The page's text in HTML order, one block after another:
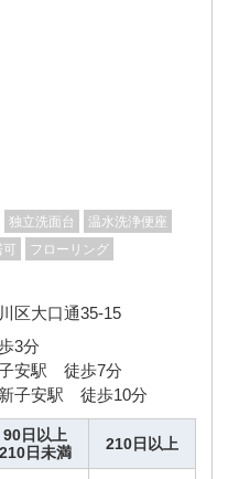
独立洗面台
温水洗浄便座
可
フローリング
区大口通35-15
3分
安駅 徒歩7分
子安駅 徒歩10分
90日以上
210日未満
210日以上